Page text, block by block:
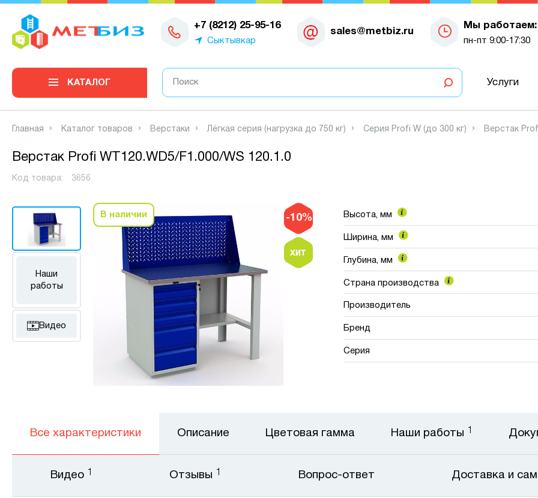
+7 (8212) 25-95-16
Сыктывкар
sales@metbiz.ru
Мы работаем:
пн-пт 9:00-17:30
0
КАТАЛОГ Услуги
Главная Каталог товаров Верстаки Лёгкая серия (нагрузка до 750 кг) Серия Profi W (до 300 кг) Верстак
Верстак Profi WT120.WD5/F1.000/WS 120.1.0
Код товара: 3656
-10%
Наши
работы
Видео
В наличии Высота, мм
Ширина, мм
Глубина, мм
Страна производства
Производитель
Бренд
Серия
Все характеристики Описание Цветовая гамма Наши работы
Видео Отзывы Вопрос-ответ Доставка и